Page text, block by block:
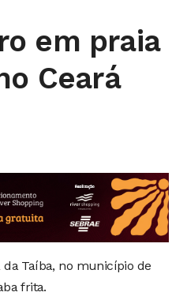
em praia
Ceará
Taíba, no município de
frita.